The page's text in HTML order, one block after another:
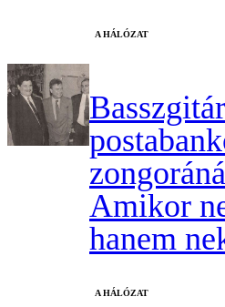
A HÁLÓZAT
Amikor
hanem
A HÁLÓZAT